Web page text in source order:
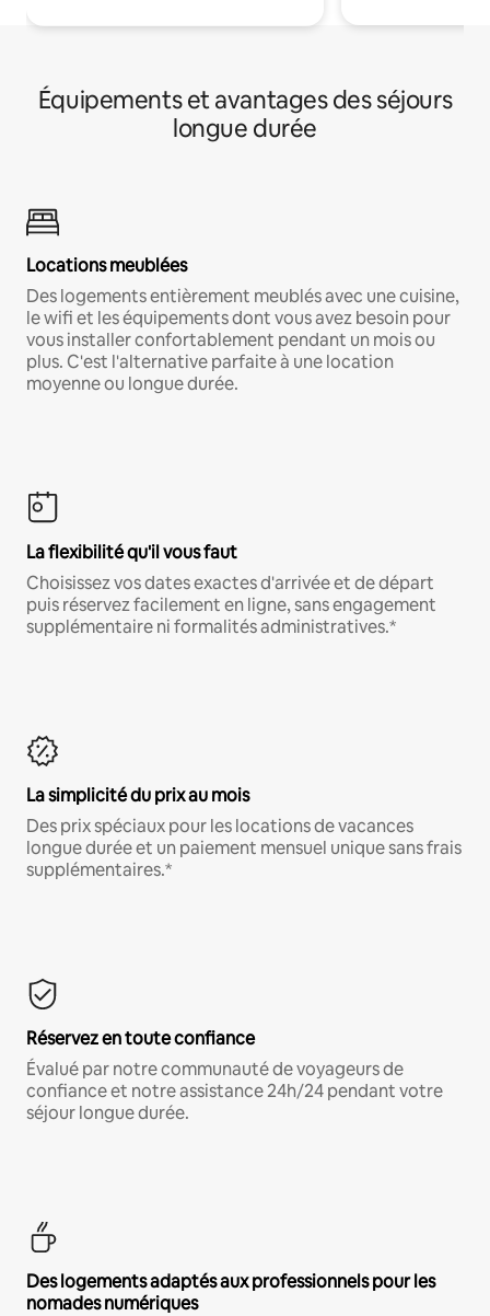
Équipements et avantages des séjours
longue durée
Locations meublées
Des logements entièrement meublés avec une cuisine,
le wifi et les équipements dont vous avez besoin pour
vous installer confortablement pendant un mois ou
plus. C'est l'alternative parfaite à une location
moyenne ou longue durée.
La flexibilité qu'il vous faut
Choisissez vos dates exactes d'arrivée et de départ
puis réservez facilement en ligne, sans engagement
supplémentaire ni formalités administratives.*
La simplicité du prix au mois
Des prix spéciaux pour les locations de vacances
longue durée et un paiement mensuel unique sans frais
supplémentaires.*
Réservez en toute confiance
Évalué par notre communauté de voyageurs de
confiance et notre assistance 24h/24 pendant votre
séjour longue durée.
Des logements adaptés aux professionnels pour les
nomades numériques